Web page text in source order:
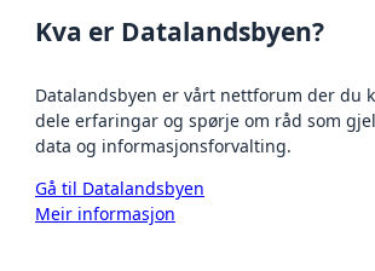
Kva er Datalandsbyen?
Datalandsbyen er vårt nettforum der du
dele erfaringar og spørje om råd som
data og informasjonsforvalting.
Gå til Datalandsbyen
Meir informasjon